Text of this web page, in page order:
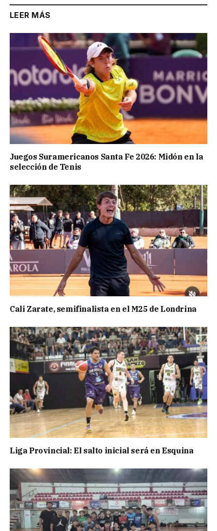
LEER MÁS
Juegos Suramericanos Santa Fe 2026: Midón en la
selección de Tenis
Cali Zarate, semifinalista en el M25 de Londrina
Liga Provincial: El salto inicial será en Esquina